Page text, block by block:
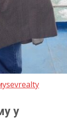
sevrealty
у